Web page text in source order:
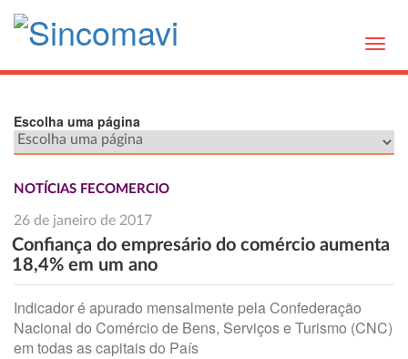
Escolha uma página
NOTÍCIAS FECOMERCIO
26 de janeiro de 2017
Confiança do empresário do comércio aumenta
18,4% em um ano
Indicador é apurado mensalmente pela Confederação
Nacional do Comércio de Bens, Serviços e Turismo (CNC)
em todas as capitais do País